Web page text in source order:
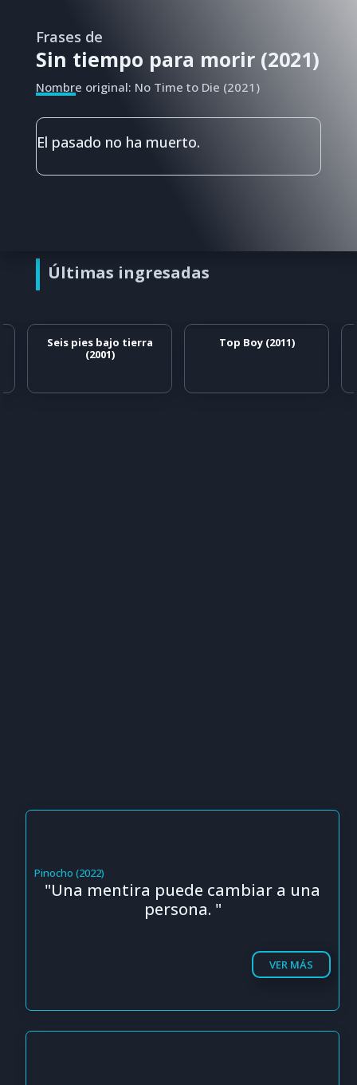
Frases de
Sin tiempo para morir (2021)
Nombre original: No Time to Die (2021)
El pasado no ha muerto.
Últimas ingresadas
Seis pies bajo tierra
(2001)
Top Boy (2011)
Pinocho (2022)
"Una mentira puede cambiar a una
persona. "
VER MÁS